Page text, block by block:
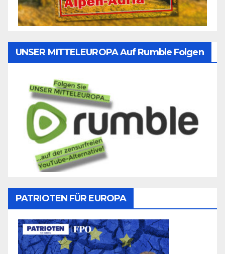
UNSER MITTELEUROPA Auf Rumble Folgen
PATRIOTEN FÜR EUROPA